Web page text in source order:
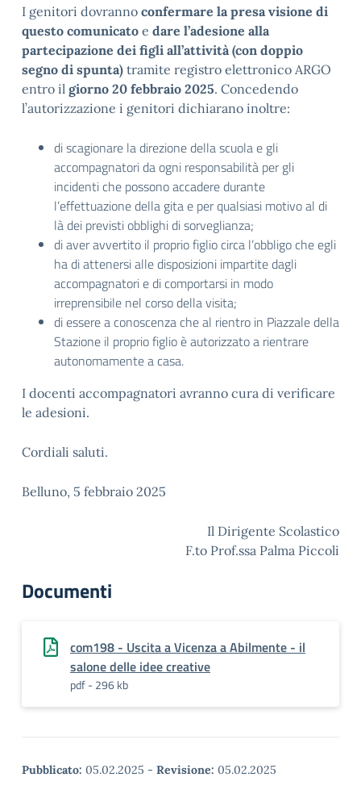
I genitori dovranno confermare la presa visione di
questo comunicato e dare l’adesione alla
partecipazione dei figli all’attività (con doppio
segno di spunta) tramite registro elettronico ARGO
entro il giorno 20 febbraio 2025. Concedendo
l’autorizzazione i genitori dichiarano inoltre:
di scagionare la direzione della scuola e gli
accompagnatori da ogni responsabilità per gli
incidenti che possono accadere durante
l’effettuazione della gita e per qualsiasi motivo al di
là dei previsti obblighi di sorveglianza;
di aver avvertito il proprio figlio circa l’obbligo che egli
ha di attenersi alle disposizioni impartite dagli
accompagnatori e di comportarsi in modo
irreprensibile nel corso della visita;
di essere a conoscenza che al rientro in Piazzale della
Stazione il proprio figlio è autorizzato a rientrare
autonomamente a casa.
I docenti accompagnatori avranno cura di verificare
le adesioni.
Cordiali saluti.
Belluno, 5 febbraio 2025
Il Dirigente Scolastico
F.to Prof.ssa Palma Piccoli
Documenti
com198 - Uscita a Vicenza a Abilmente - il
salone delle idee creative
pdf - 296 kb
Pubblicato: 05.02.2025 - Revisione: 05.02.2025